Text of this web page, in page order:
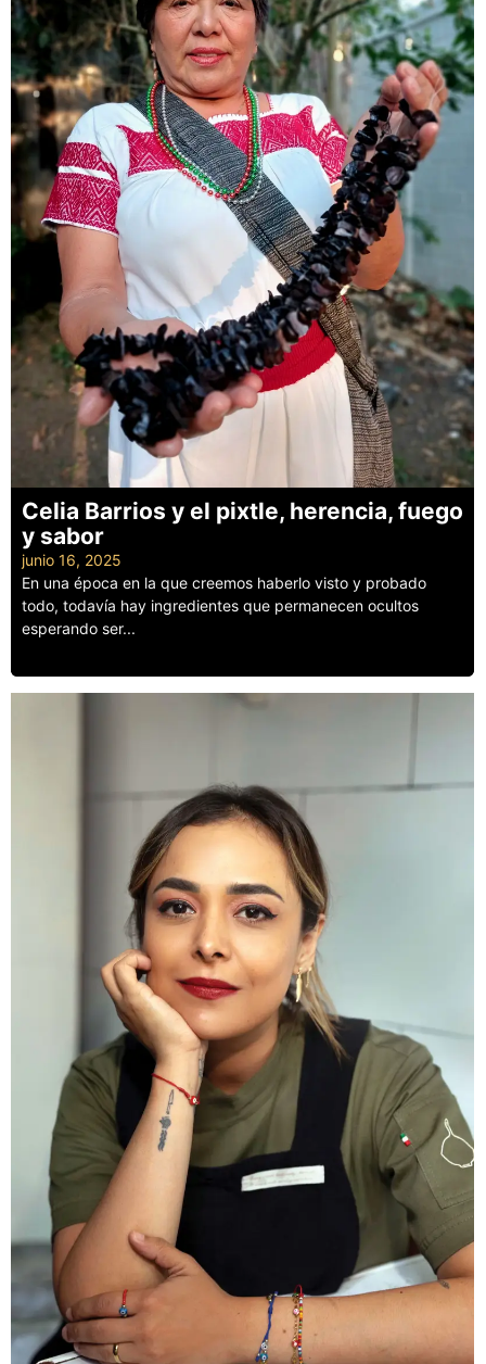
Celia Barrios y el pixtle, herencia, fuego
y sabor
junio 16, 2025
En una época en la que creemos haberlo visto y probado
todo, todavía hay ingredientes que permanecen ocultos
esperando ser...